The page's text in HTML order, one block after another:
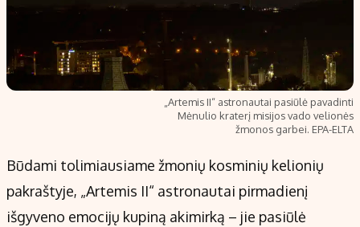
Redakcijos politika
Privatumo politika
Regionų naujienos
Indėlių palūkanos
„Artemis II“ astronautai pasiūlė pavadinti
Mėnulio kraterį misijos vado velionės
žmonos garbei. EPA-ELTA
Būdami tolimiausiame žmonių kosminių kelionių
pakraštyje, „Artemis II“ astronautai pirmadienį
išgyveno emocijų kupiną akimirką – jie pasiūlė